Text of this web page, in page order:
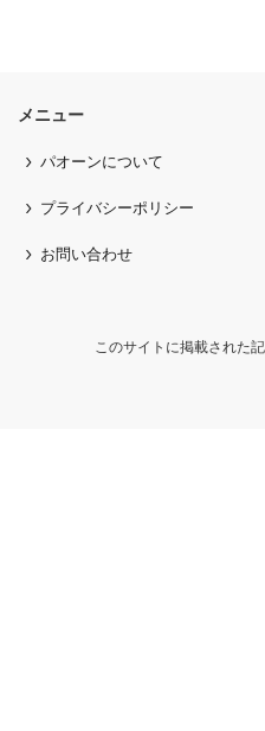
メニュー
パオーンについて
プライバシーポリシー
お問い合わせ
このサイトに掲載された